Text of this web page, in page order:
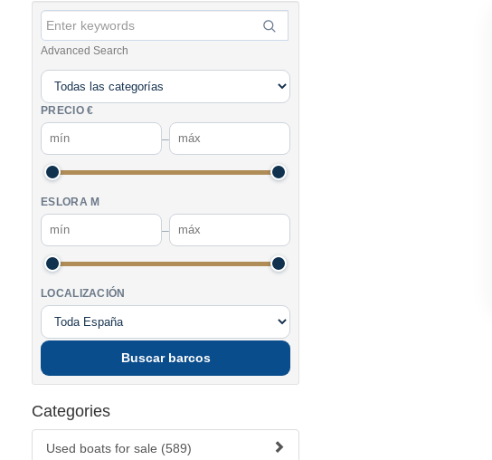
Advanced Search
PRECIO €
–
ESLORA M
–
LOCALIZACIÓN
Buscar barcos
Categories
Used boats for sale (589)